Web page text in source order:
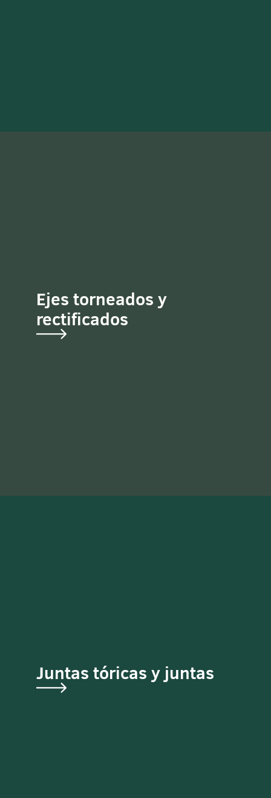
Ejes torneados y
rectificados
Juntas tóricas y juntas